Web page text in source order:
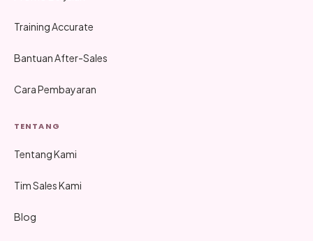
Training Accurate
Bantuan After-Sales
Cara Pembayaran
TENTANG
Tentang Kami
Tim Sales Kami
Blog